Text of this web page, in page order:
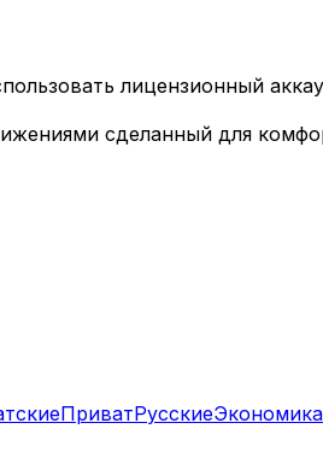
лицензионный
сделанный для
ПриватРусскиеЭкономика